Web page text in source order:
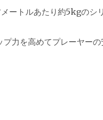
ートルあたり約5kgのシ
力を高めてプレーヤーの